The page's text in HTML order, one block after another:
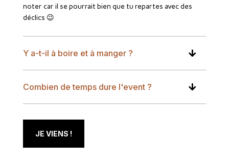
noter car il se pourrait bien que tu repartes avec des
déclics 😉
Y a-t-il à boire et à manger ?
Combien de temps dure l'event ?
JE VIENS !